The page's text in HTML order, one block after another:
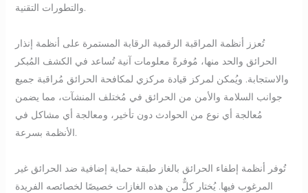
والتطورات التقنية.
تُعزز أنظمة المراقبة الرقمية الرقابة المستمرة على أنظمة إنذار
الحرائق والحد منها، مُوفرةً معلومات آنية تُساعد في الكشف المُبكر
والاستجابة. ويُمكن لمركز قيادة مركزي لمكافحة الحرائق مُراقبة جميع
جوانب السلامة والأمن من الحرائق في مُختلف المنشآت، مما يضمن
مُعالجة أي نوع من الحوادث دون تأخير، ومعالجة أي مشاكل في
الأنظمة بسرعة.
تُوفر أنظمة إطفاء الحرائق بالغاز طبقة حماية إضافية ضد الحرائق غير
المرغوب فيها. يُختار كلٌّ من هذه الغازات خصيصًا لخصائصه الفريدة